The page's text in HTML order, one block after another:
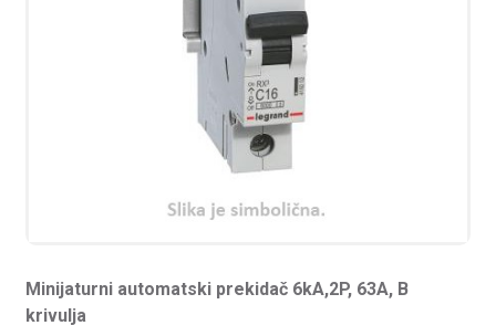
Minijaturni automatski prekidač 6kA,2P, 63A, B
krivulja